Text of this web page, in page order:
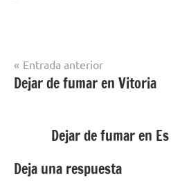
Dejar de
de Cuenca
Navegación
de
Entrada anterior
Dejar de fumar en Vitoria
Dejar de fumar en
Deja una respuesta